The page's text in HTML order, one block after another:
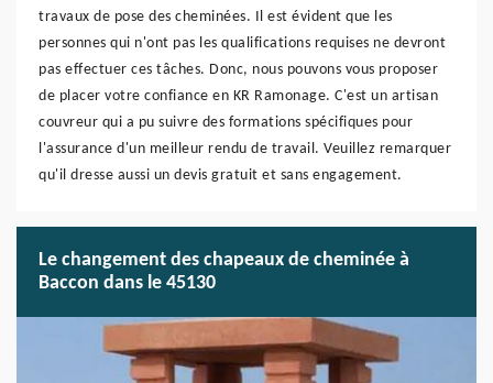
travaux de pose des cheminées. Il est évident que les
personnes qui n'ont pas les qualifications requises ne devront
pas effectuer ces tâches. Donc, nous pouvons vous proposer
de placer votre confiance en KR Ramonage. C'est un artisan
couvreur qui a pu suivre des formations spécifiques pour
l'assurance d'un meilleur rendu de travail. Veuillez remarquer
qu'il dresse aussi un devis gratuit et sans engagement.
Le changement des chapeaux de cheminée à
Baccon dans le 45130